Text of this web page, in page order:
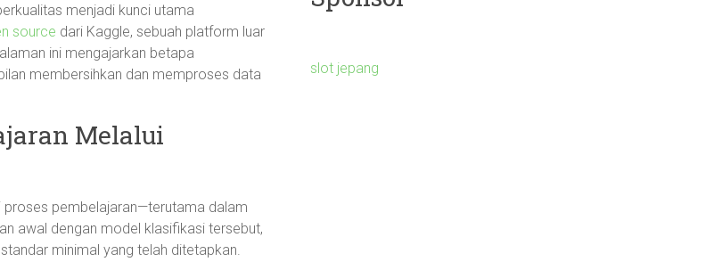
menjadi kunci utama
source dari Kaggle, sebuah platform luar
ini mengajarkan betapa
membersihkan dan memproses data
Melalui
proses pembelajaran—terutama dalam
awal dengan model klasifikasi tersebut,
minimal yang telah ditetapkan.
slot jepang